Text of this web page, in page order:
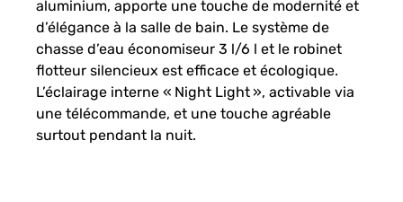
aluminium, apporte une touche de modernité et
d’élégance à la salle de bain. Le système de
chasse d’eau économiseur 3 l/6 l et le robinet
flotteur silencieux est efficace et écologique.
L’éclairage interne « Night Light », activable via
une télécommande, et une touche agréable
surtout pendant la nuit.